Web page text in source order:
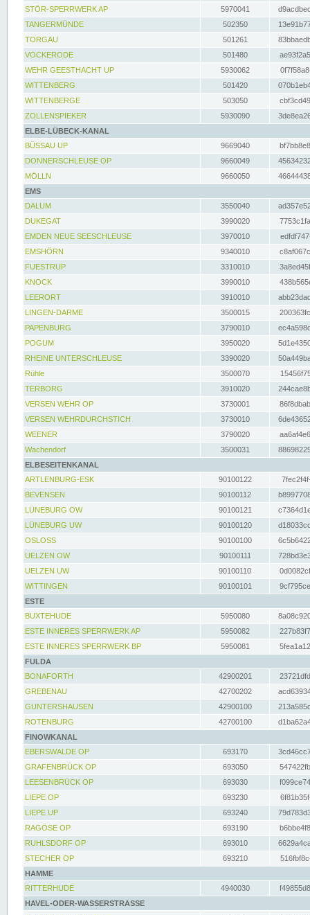
STÖR-SPERRWERK AP 5970041
TANGERMÜNDE
502350
TORGAU
501261
VOCKERODE
501480
WEHR GEESTHACHT UP
5930062
WITTENBERG
501420
WITTENBERGE
503050
ZOLLENSPIEKER
5930090
ELBE-LÜBECK-KANAL
BÜSSAU UP
9669040
DONNERSCHLEUSE OP
9660049
MÖLLN
9660050
EMS
DALUM
3550040
DUKEGAT
3990020
EMDEN NEUE SEESCHLEUSE
3970010
EMSHÖRN
9340010
FUESTRUP
3310010
KNOCK
3990010
LEERORT
3910010
LINGEN-DARME
3500015
PAPENBURG
3790010
POGUM
3950020
RHEINE UNTERSCHLEUSE
3390020
Rühle
3500070
TERBORG
3910020
VERSEN WEHR OP
3730001
VERSEN WEHRDURCHSTICH
3730010
WEENER
3790020
Wachendorf
3500031
ELBESEITENKANAL
ARTLENBURG-ESK
90100122
BEVENSEN
90100112
LÜNEBURG OW
90100121
LÜNEBURG UW
90100120
OSLOSS
90100100
UELZEN OW
90100111
UELZEN UW
90100110
WITTINGEN
90100101
ESTE
BUXTEHUDE
5950080
ESTE INNERES SPERRWERK AP
5950082
ESTE INNERES SPERRWERK BP
5950081
FULDA
BONAFORTH
42900201
GREBENAU
42700202
GUNTERSHAUSEN
42900100
ROTENBURG
42700100
FINOWKANAL
EBERSWALDE OP
693170
GRAFENBRÜCK OP
693050
LEESENBRÜCK OP
693030
LIEPE OP
693230
LIEPE UP
693240
RAGÖSE OP
693190
RUHLSDORF OP
693010
STECHER OP
693210
HAMME
RITTERHUDE
4940030
HAVEL-ODER-WASSERSTRASSE